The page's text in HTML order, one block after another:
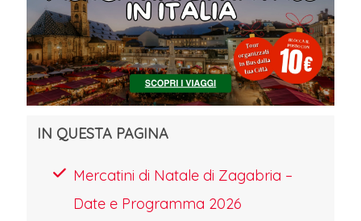
IN QUESTA PAGINA
Mercatini di Natale di Zagabria –
Date e Programma 2026